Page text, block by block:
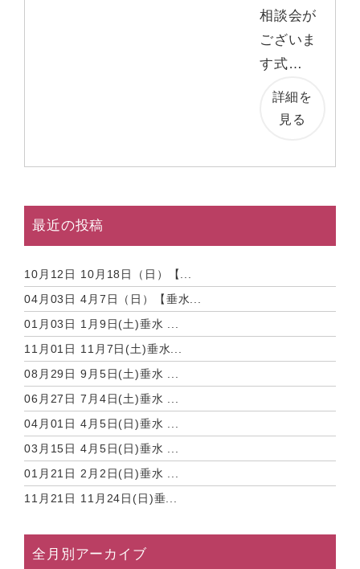
相談会が
ございま
す式…
詳細を
見る
最近の投稿
10月12日 10月18日（日）【...
04月03日 4月7日（日）【垂水...
01月03日 1月9日(土)垂水 ...
11月01日 11月7日(土)垂水...
08月29日 9月5日(土)垂水 ...
06月27日 7月4日(土)垂水 ...
04月01日 4月5日(日)垂水 ...
03月15日 4月5日(日)垂水 ...
01月21日 2月2日(日)垂水 ...
11月21日 11月24日(日)垂...
全月別アーカイブ